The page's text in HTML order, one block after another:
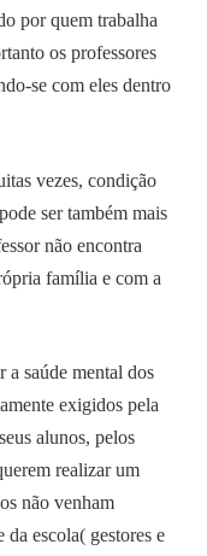
por quem trabalha
os professores
se com eles dentro
vezes, condição
ser também mais
não encontra
família e com a
a saúde mental dos
exigidos pela
alunos, pelos
realizar um
não venham
da escola( gestores e